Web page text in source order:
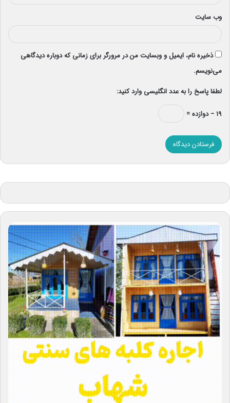
وب‌ سایت
ذخیره نام، ایمیل و وبسایت من در مرورگر برای زمانی که دوباره دیدگاهی
می‌نویسم.
لطفا پاسخ را به عدد انگلیسی وارد کنید:
۱۹ − دوازده =